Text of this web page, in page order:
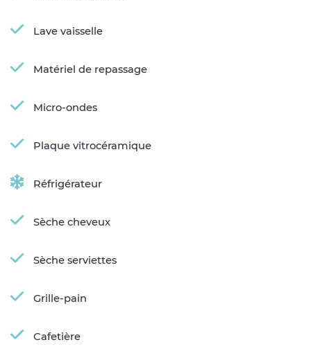
Lave vaisselle
Matériel de repassage
Micro-ondes
Plaque vitrocéramique
Réfrigérateur
Sèche cheveux
Sèche serviettes
Grille-pain
Cafetière